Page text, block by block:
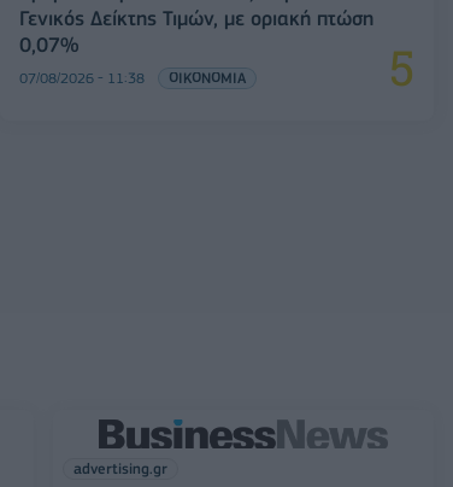
Γενικός Δείκτης Τιμών, με οριακή πτώση
0,07%
07/08/2026 - 11:38 ΟΙΚΟΝΟΜΙΑ
advertising.gr